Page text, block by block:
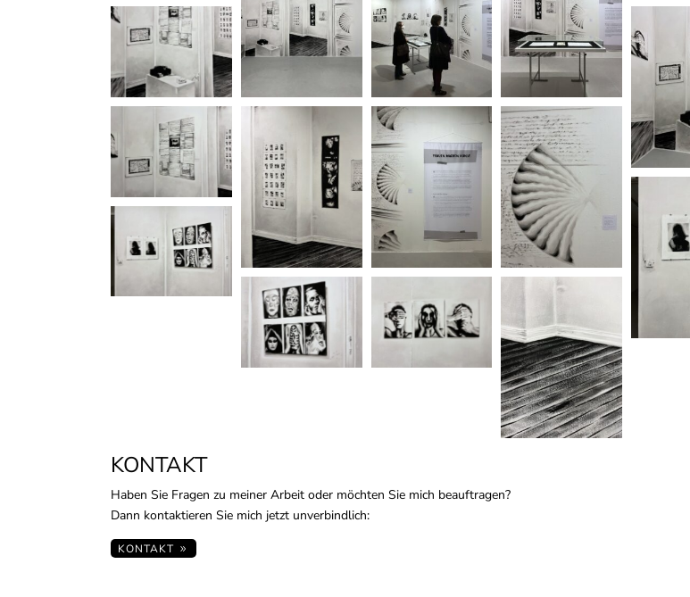
KONTAKT
Haben Sie Fragen zu meiner Arbeit oder möchten Sie mich beauftragen?
Dann kontaktieren Sie mich jetzt unverbindlich:
KONTAKT